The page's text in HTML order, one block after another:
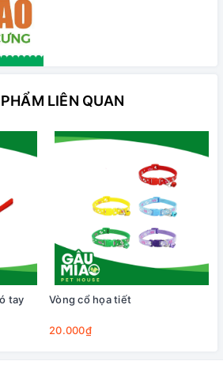
LIÊN QUAN
tay
Vòng cổ họa tiết
20.000₫